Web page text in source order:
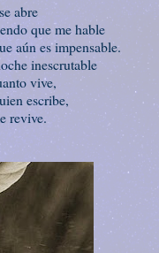
abre
que me hable
es impensable.
inescrutable
vive,
escribe,
revive.